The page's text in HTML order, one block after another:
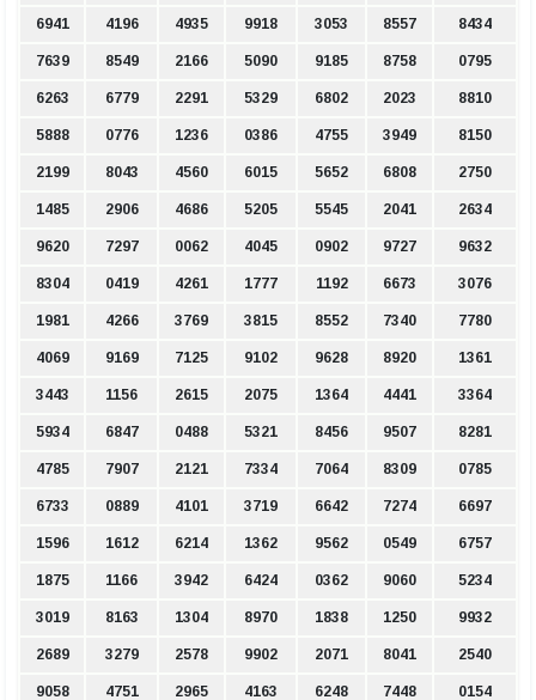
6941 4196 4935 9918 3053 8557 8434
7639 8549 2166 5090 9185 8758 0795
6263 6779 2291 5329 6802 2023 8810
5888 0776 1236 0386 4755 3949 8150
2199 8043 4560 6015 5652 6808 2750
1485 2906 4686 5205 5545 2041 2634
9620 7297 0062 4045 0902 9727 9632
8304 0419 4261 1777 1192 6673 3076
1981 4266 3769 3815 8552 7340 7780
4069 9169 7125 9102 9628 8920 1361
3443 1156 2615 2075 1364 4441 3364
5934 6847 0488 5321 8456 9507 8281
4785 7907 2121 7334 7064 8309 0785
6733 0889 4101 3719 6642 7274 6697
1596 1612 6214 1362 9562 0549 6757
1875 1166 3942 6424 0362 9060 5234
3019 8163 1304 8970 1838 1250 9932
2689 3279 2578 9902 2071 8041 2540
9058 4751 2965 4163 6248 7448 0154